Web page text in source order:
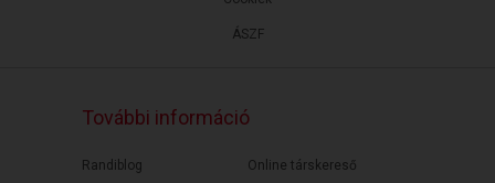
ÁSZF
További információ
Randiblog
Online társkereső